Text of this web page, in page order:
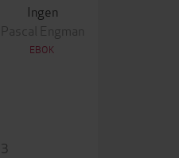
Ingen
Pascal Engman
EBOK